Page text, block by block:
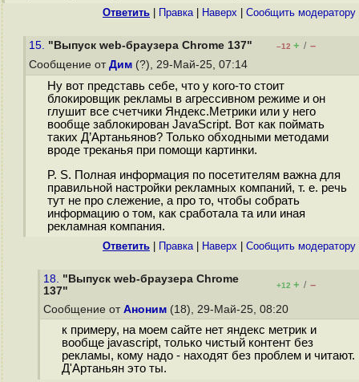
Ответить Правка| Наверх Cообщить модератору
15. "Выпуск web-браузера Chrome 137" –12 + / –
Сообщение от Дим (?), 29-Май-25, 07:14
Ну вот представь себе, что у кого-то стоит
блокировщик рекламы в агрессивном режиме и он
глушит все счетчики Яндекс.Метрики или у него
вообще заблокирован JavaScript. Вот как поймать
таких Д’Артаньянов? Только обходными методами
вроде треканья при помощи картинки.
P. S. Полная информация по посетителям важна для
правильной настройки рекламных компаний, т. е. речь
тут не про слежение, а про то, чтобы собрать
информацию о том, как сработала та или иная
рекламная компания.
Ответить Правка| Наверх Cообщить модератору
18. "Выпуск web-браузера Chrome
137"
+12 + / –
Сообщение от Аноним (18), 29-Май-25, 08:20
к примеру, на моем сайте нет яндекс метрик и
вообще javascript, только чистый контент без
рекламы, кому надо - находят без проблем и читают.
Д'Артаньян это ты.